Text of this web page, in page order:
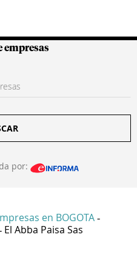
empresas
por:
en BOGOTA -
El Abba Paisa Sas